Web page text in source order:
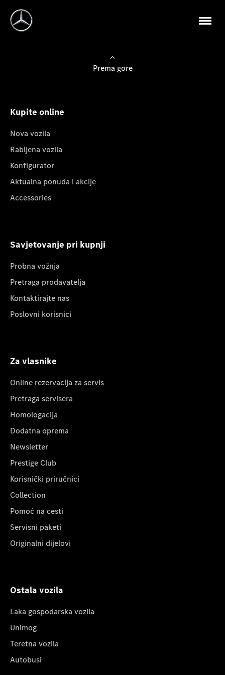
Prema gore
Kupite online
Nova vozila
Rabljena vozila
Konfigurator
Aktualna ponuda i akcije
Accessories
Savjetovanje pri kupnji
Probna vožnja
Pretraga prodavatelja
Kontaktirajte nas
Poslovni korisnici
Za vlasnike
Online rezervacija za servis
Pretraga servisera
Homologacija
Dodatna oprema
Newsletter
Prestige Club
Korisnički priručnici
Collection
Pomoć na cesti
Servisni paketi
Originalni dijelovi
Ostala vozila
Laka gospodarska vozila
Unimog
Teretna vozila
Autobusi